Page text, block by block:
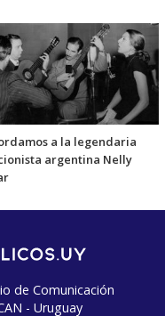
a la legendaria
argentina Nelly
de Comunicación
- Uruguay